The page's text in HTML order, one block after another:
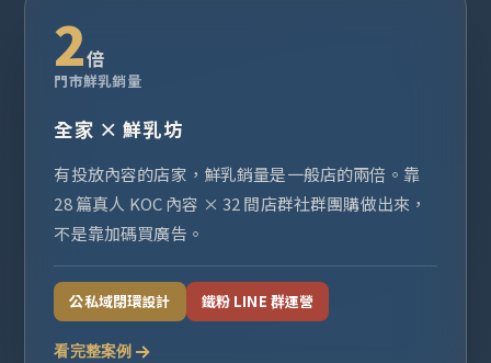
2倍
門市鮮乳銷量
全家 × 鮮乳坊
有投放內容的店家，鮮乳銷量是一般店的兩倍。靠
28 篇真人 KOC 內容 × 32 間店群社群團購做出來，
不是靠加碼買廣告。
公私域閉環設計 鐵粉 LINE 群運營
看完整案例